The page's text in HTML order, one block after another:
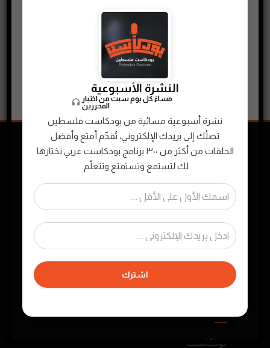
EP01 – AskDeveloper PodCast – Software Quality
الصوتي الفلسطيني والعربي لتستمتع به في أي
وقت
بودكاست
النشرة الأسبوعية
مساءً كل يوم سبت من اختيار
المحررين
نشرة أسبوعية مسائية من بودكاست فلسطين
تصلُك إلى بريدك الإلكتروني، تُقدِّم أمتع وأفضل
الحلقات من أكثر من ٣٠٠ برنامج بودكاست عربي نختارها
لك لتستمع وتستمتع وتتعلّم.
اشترك